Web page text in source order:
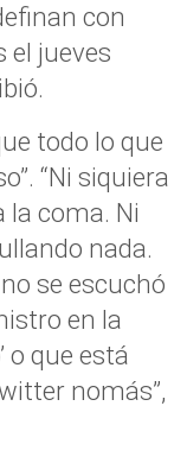
con
el jueves
todo lo que
“Ni siquiera
la coma. Ni
nada.
se escuchó
en la
o que está
nomás”,